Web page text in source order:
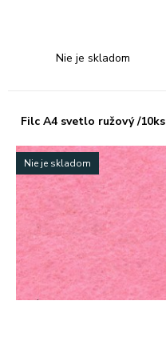
Nie je skladom
Filc A4 svetlo ružový /10ks
Nie je skladom